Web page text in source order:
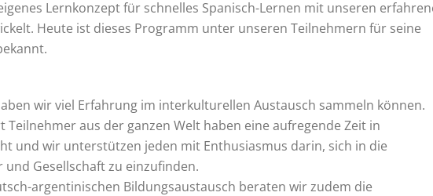
Lernkonzept für schnelles Spanisch-Lernen mit unseren
Heute ist dieses Programm unter unseren Teilnehmern für seine
wir viel Erfahrung im interkulturellen Austausch sammeln können.
Teilnehmer aus der ganzen Welt haben eine aufregende Zeit in
und wir unterstützen jeden mit Enthusiasmus darin, sich in die
Gesellschaft zu einzufinden.
argentinischen Bildungsaustausch beraten wir zudem die